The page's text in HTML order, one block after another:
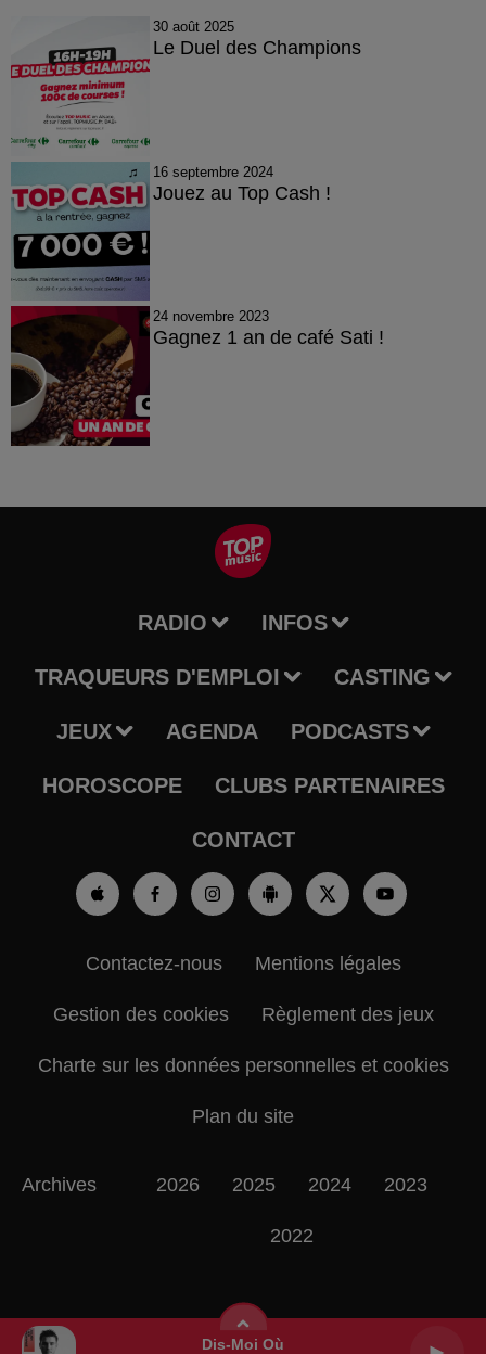
Dis-Moi Où
30 août 2025
Le Duel des Champions
16 septembre 2024
Jouez au Top Cash !
24 novembre 2023
Gagnez 1 an de café Sati !
RADIO INFOS
TRAQUEURS D'EMPLOI CASTING
JEUX AGENDA PODCASTS
HOROSCOPE CLUBS PARTENAIRES
CONTACT
Contactez-nous Mentions légales
Gestion des cookies Règlement des jeux
Charte sur les données personnelles et cookies
Plan du site
Archives 2026 2025 2024 2023
2022